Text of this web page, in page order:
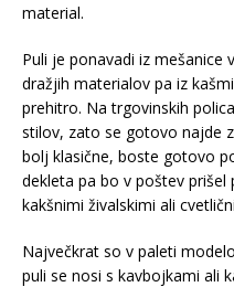
material.
Puli je ponavadi iz mešanice
dražjih materialov pa iz
prehitro. Na trgovinskih
stilov, zato se gotovo najde
bolj klasične, boste gotovo
dekleta pa bo v poštev prišel
kakšnimi živalskimi ali
Največkrat so v paleti
puli se nosi s kavbojkami ali